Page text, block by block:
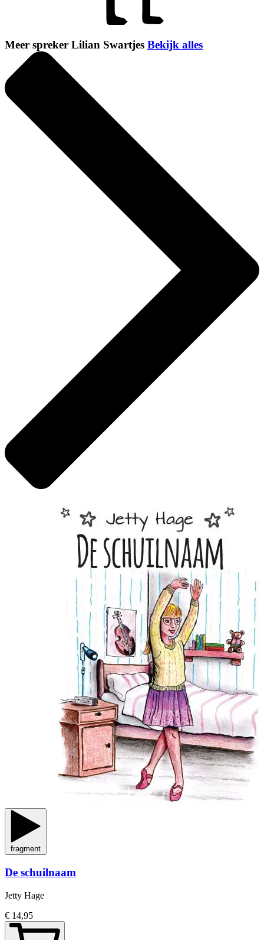
Meer spreker Lilian Swartjes Bekijk alles
fragment
De schuilnaam
Jetty Hage
€ 14,95